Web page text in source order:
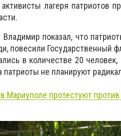
лагеря патриотов
показал, что
повесили Государственный
в количестве 20
патриоты не планируют
в Мариуполе протестуют